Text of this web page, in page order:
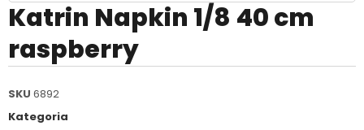
Katrin Napkin 1/8 40 cm
raspberry
SKU 6892
Kategoria